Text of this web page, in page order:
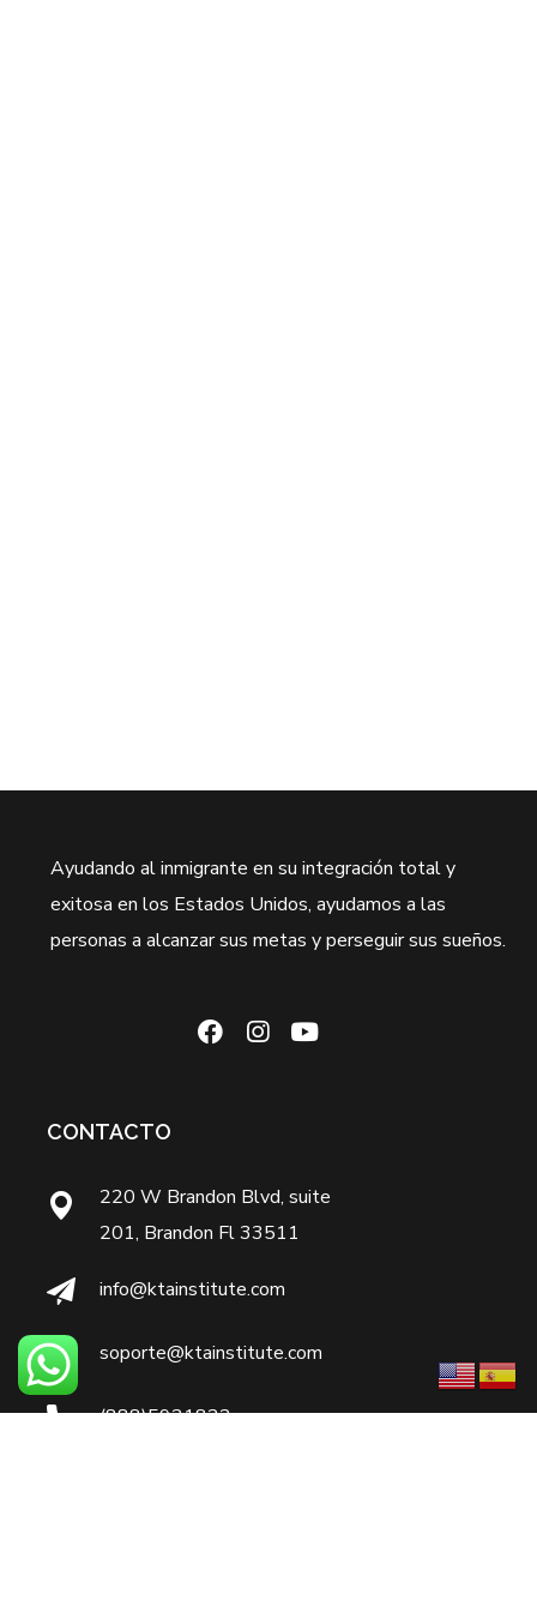
Ayudando al inmigrante en su integración total y
exitosa en los Estados Unidos, ayudamos a las
personas a alcanzar sus metas y perseguir sus sueños.
CONTACTO
220 W Brandon Blvd, suite
201, Brandon Fl 33511
info@ktainstitute.com
soporte@ktainstitute.com
(888)5921822